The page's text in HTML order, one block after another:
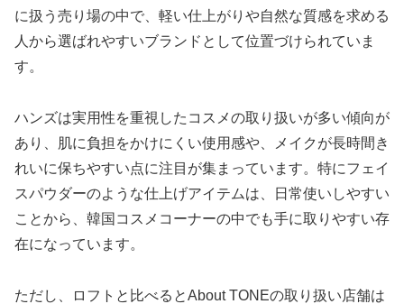
に扱う売り場の中で、軽い仕上がりや自然な質感を求める
人から選ばれやすいブランドとして位置づけられていま
す。
ハンズは実用性を重視したコスメの取り扱いが多い傾向が
あり、肌に負担をかけにくい使用感や、メイクが長時間き
れいに保ちやすい点に注目が集まっています。特にフェイ
スパウダーのような仕上げアイテムは、日常使いしやすい
ことから、韓国コスメコーナーの中でも手に取りやすい存
在になっています。
ただし、ロフトと比べるとAbout TONEの取り扱い店舗は